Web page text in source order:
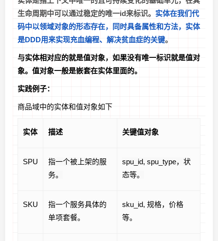
生命周期中可以通过稳定的唯一id来标识。 实体在我们代
码中以领域对象的形态存在，同时具备属性和方法，实体
是DDD用来实现充血编程、解决贫血症的关键。
与实体相对应的就是值对象，如果没有唯一标识就是值对
象。值对象一般是嵌套在实体里面的。
实践例子：
商品域中的实体和值对象如下
实体 描述 关键值对象
SPU
指一个被上架的服
务。
spu_id, spu_type，状
态等。
SKU
指一个服务具体的
单项套餐。
sku_id, 规格，价格
等。